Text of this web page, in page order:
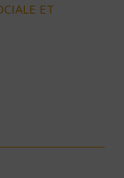
ET